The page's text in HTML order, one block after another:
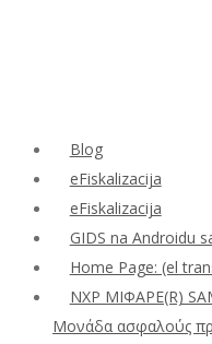
Blog
eFiskalizacija
eFiskalizacija
GIDS na Androidu
Home Page: (el
NXP ΜΙΦΑΡΕ(R)
Μονάδα ασφαλούς